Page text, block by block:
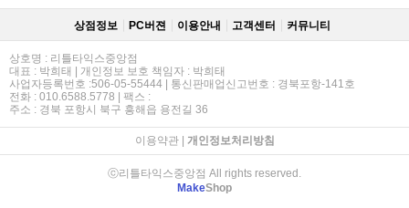
상점정보 PC버젼 이용안내 고객센터 커뮤니티
상호명 : 리틀타익스중앙점
대표 : 박희태 | 개인정보 보호 책임자 : 박희태
사업자등록번호 :506-05-55444 | 통신판매업신고번호 : 경북포항-141호
전화 : 010.6588.5778 | 팩스 :
주소 : 경북 포항시 북구 흥해읍 용전길 36
이용약관| 개인정보처리방침
ⓒ리틀타익스중앙점 All rights reserved.
MakeShop